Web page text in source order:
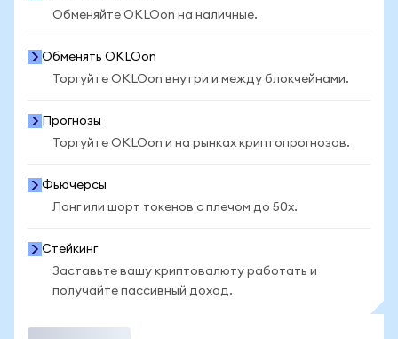
Обменяйте OKLOon на наличные.
Обменять OKLOon
Торгуйте OKLOon внутри и между блокчейнами.
Прогнозы
Торгуйте OKLOon и на рынках криптопрогнозов.
Фьючерсы
Лонг или шорт токенов с плечом до 50x.
Стейкинг
Заставьте вашу криптовалюту работать и
получайте пассивный доход.